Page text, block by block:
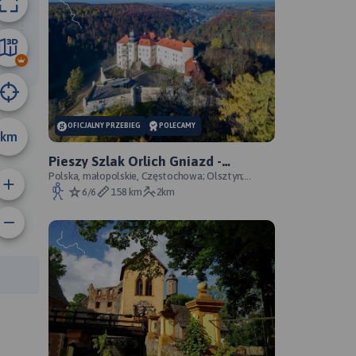
km
40 km
OFICJALNY PRZEBIEG POLECAMY
Pieszy Szlak Orlich Gniazd -
oficjalny przebieg szlaku
Polska, małopolskie, Częstochowa; Olsztyn;
Mirów; Bobolice; Morsko; Ogrodzieniec; Pilica;
Smoleń; By
6/6 158 km 2km